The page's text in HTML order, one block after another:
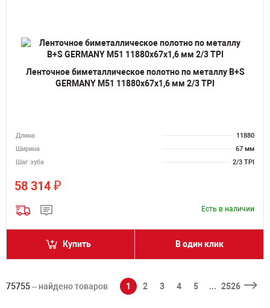
Ленточное биметаллическое полотно по металлу B+S
GERMANY M51 11880х67х1,6 мм 2/3 TPI
Длина
11880
Ширина
67 мм
Шаг зуба
2/3 TPI
58 314 ₽
Есть в наличии
Купить В один клик
75755– найдено товаров 1 2 3 4 5 ... 2526